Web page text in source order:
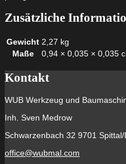
Zusätzliche
Gewicht 2,27 kg
Maße
0,94 × 0,035 × 0,035
Kontakt
WUB Werkzeug und
Inh. Sven Medrow
Schwarzenbach 32 9701 Spittal/
office@wubmal.com